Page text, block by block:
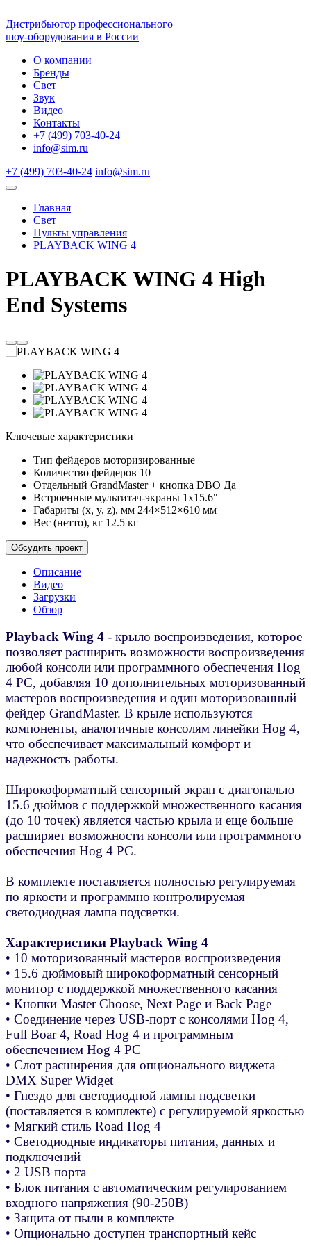
Дистрибьютор профессионального
шоу-оборудования в России
О компании
Бренды
Свет
Звук
Видео
Контакты
+7 (499) 703-40-24
info@sim.ru
+7 (499) 703-40-24 info@sim.ru
Главная
Свет
Пульты управления
PLAYBACK WING 4
PLAYBACK WING 4 High
End Systems
Ключевые характеристики
Тип фейдеров моторизированные
Количество фейдеров 10
Отдельный GrandMaster + кнопка DBO Да
Встроенные мультитач-экраны 1x15.6"
Габариты (x, y, z), мм 244×512×610 мм
Вес (нетто), кг 12.5 кг
Обсудить проект
Описание
Видео
Загрузки
Обзор
Playback Wing 4 - крыло воспроизведения, которое
позволяет расширить возможности воспроизведения
любой консоли или программного обеспечения Hog
4 PC, добавляя 10 дополнительных моторизованный
мастеров воспроизведения и один моторизованный
фейдер GrandMaster. В крыле используются
компоненты, аналогичные консолям линейки Hog 4,
что обеспечивает максимальный комфорт и
надежность работы.
Широкоформатный сенсорный экран с диагональю
15.6 дюймов с поддержкой множественного касания
(до 10 точек) является частью крыла и еще больше
расширяет возможности консоли или программного
обеспечения Hog 4 PC.
В комплекте поставляется полностью регулируемая
по яркости и программно контролируемая
светодиодная лампа подсветки.
Характеристики Playback Wing 4
• 10 моторизованный мастеров воспроизведения
• 15.6 дюймовый широкоформатный сенсорный
монитор с поддержкой множественного касания
• Кнопки Master Choose, Next Page и Back Page
• Соединение через USB-порт с консолями Hog 4,
Full Boar 4, Road Hog 4 и программным
обеспечением Hog 4 PC
• Слот расширения для опционального виджета
DMX Super Widget
• Гнездо для светодиодной лампы подсветки
(поставляется в комплекте) с регулируемой яркостью
• Мягкий стиль Road Hog 4
• Светодиодные индикаторы питания, данных и
подключений
• 2 USB порта
• Блок питания с автоматическим регулированием
входного напряжения (90-250В)
• Защита от пыли в комплекте
• Опционально доступен транспортный кейс